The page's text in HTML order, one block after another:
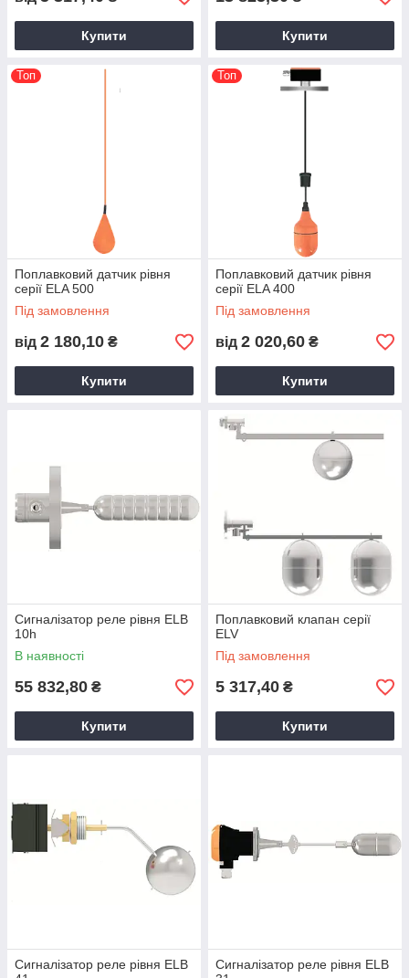
Купити Купити
Топ
Поплавковий датчик рівня
серії ELA 500
Під замовлення
від 2 180,10 ₴
Купити
Топ
Поплавковий датчик рівня
серії ELA 400
Під замовлення
від 2 020,60 ₴
Купити
Сигналізатор реле рівня ELB
10h
В наявності
55 832,80 ₴
Купити
Поплавковий клапан серії
ELV
Під замовлення
5 317,40 ₴
Купити
Сигналізатор реле рівня ELB
Сигналізатор реле рівня ELB